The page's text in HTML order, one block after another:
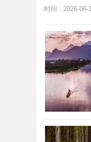
时间 : 2026-06-